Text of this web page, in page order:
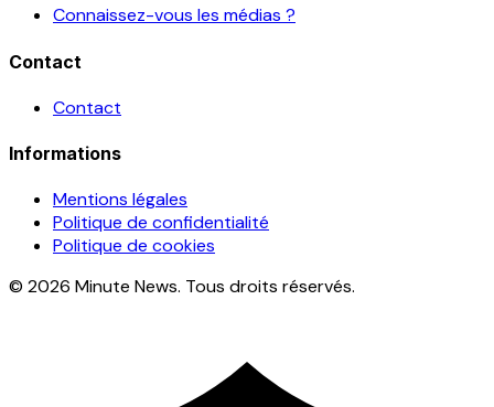
Connaissez-vous les médias ?
Contact
Contact
Informations
Mentions légales
Politique de confidentialité
Politique de cookies
© 2026 Minute News. Tous droits réservés.